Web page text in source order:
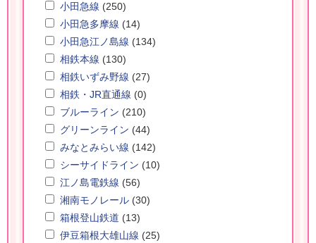
小田急線 (250)
小田急多摩線 (14)
小田急江ノ島線 (134)
相鉄本線 (130)
相鉄いずみ野線 (27)
相鉄・JR直通線 (0)
ブルーライン (210)
グリーンライン (44)
みなとみらい線 (142)
シーサイドライン (10)
江ノ島電鉄線 (56)
湘南モノレール (30)
箱根登山鉄道 (13)
伊豆箱根大雄山線 (25)